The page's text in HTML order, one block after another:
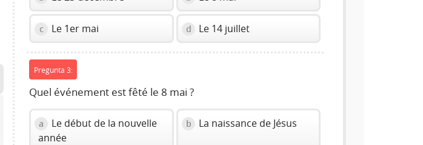
c Le 1er mai d Le 14 juillet
Pregunta 3:
Quel événement est fêté le 8 mai ?
a
Le début de la nouvelle
année
b La naissance de Jésus